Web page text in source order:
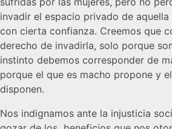
invadir el espacio privado de
con cierta confianza. Creemos que
derecho de invadirla, solo porque
instinto debemos corresponder de
porque el que es macho propone y
disponen.
Nos indignamos ante la injusticia